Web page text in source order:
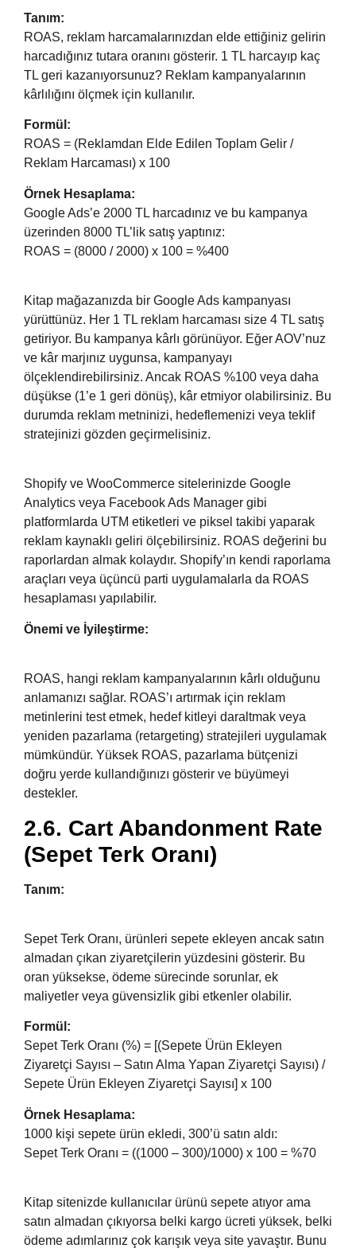
Tanım:
ROAS, reklam harcamalarınızdan elde ettiğiniz gelirin
harcadığınız tutara oranını gösterir. 1 TL harcayıp kaç
TL geri kazanıyorsunuz? Reklam kampanyalarının
kârlılığını ölçmek için kullanılır.
Formül:
ROAS = (Reklamdan Elde Edilen Toplam Gelir /
Reklam Harcaması) x 100
Örnek Hesaplama:
Google Ads’e 2000 TL harcadınız ve bu kampanya
üzerinden 8000 TL’lik satış yaptınız:
ROAS = (8000 / 2000) x 100 = %400
Kitap mağazanızda bir Google Ads kampanyası
yürüttünüz. Her 1 TL reklam harcaması size 4 TL satış
getiriyor. Bu kampanya kârlı görünüyor. Eğer AOV’nuz
ve kâr marjınız uygunsa, kampanyayı
ölçeklendirebilirsiniz. Ancak ROAS %100 veya daha
düşükse (1’e 1 geri dönüş), kâr etmiyor olabilirsiniz. Bu
durumda reklam metninizi, hedeflemenizi veya teklif
stratejinizi gözden geçirmelisiniz.
Shopify ve WooCommerce sitelerinizde Google
Analytics veya Facebook Ads Manager gibi
platformlarda UTM etiketleri ve piksel takibi yaparak
reklam kaynaklı geliri ölçebilirsiniz. ROAS değerini bu
raporlardan almak kolaydır. Shopify’ın kendi raporlama
araçları veya üçüncü parti uygulamalarla da ROAS
hesaplaması yapılabilir.
Önemi ve İyileştirme:
ROAS, hangi reklam kampanyalarının kârlı olduğunu
anlamanızı sağlar. ROAS’ı artırmak için reklam
metinlerini test etmek, hedef kitleyi daraltmak veya
yeniden pazarlama (retargeting) stratejileri uygulamak
mümkündür. Yüksek ROAS, pazarlama bütçenizi
doğru yerde kullandığınızı gösterir ve büyümeyi
destekler.
2.6. Cart Abandonment Rate
(Sepet Terk Oranı)
Tanım:
Sepet Terk Oranı, ürünleri sepete ekleyen ancak satın
almadan çıkan ziyaretçilerin yüzdesini gösterir. Bu
oran yüksekse, ödeme sürecinde sorunlar, ek
maliyetler veya güvensizlik gibi etkenler olabilir.
Formül:
Sepet Terk Oranı (%) = [(Sepete Ürün Ekleyen
Ziyaretçi Sayısı – Satın Alma Yapan Ziyaretçi Sayısı) /
Sepete Ürün Ekleyen Ziyaretçi Sayısı] x 100
Örnek Hesaplama:
1000 kişi sepete ürün ekledi, 300’ü satın aldı:
Sepet Terk Oranı = ((1000 – 300)/1000) x 100 = %70
Kitap sitenizde kullanıcılar ürünü sepete atıyor ama
satın almadan çıkıyorsa belki kargo ücreti yüksek, belki
ödeme adımlarınız çok karışık veya site yavaştır. Bunu